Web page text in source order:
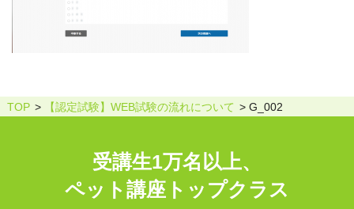
TOP 【認定試験】WEB試験の流れについて G_002
受講生1万名以上、
ペット講座トップクラス